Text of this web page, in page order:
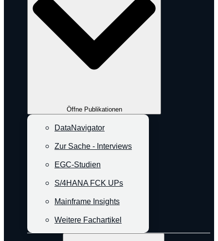
Öffne Publikationen
DataNavigator
Zur Sache - Interviews
EGC-Studien
S/4HANA FCK UPs
Mainframe Insights
Weitere Fachartikel